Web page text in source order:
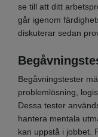
se till att ditt
går igenom
diskuterar sedan
Begåvningstester
problemlösning,
Dessa tester
hantera mentala
kan uppstå i jobbet.